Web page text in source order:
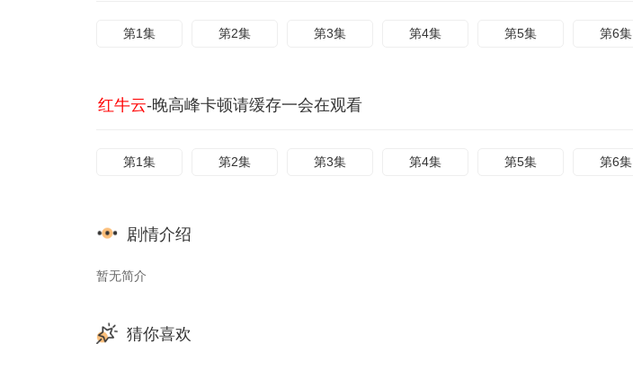
第1集 第2集 第3集 第4集 第5集 第6集
红牛云-晚高峰卡顿请缓存一会在观看
第1集 第2集 第3集 第4集 第5集 第6集
剧情介绍
暂无简介
猜你喜欢